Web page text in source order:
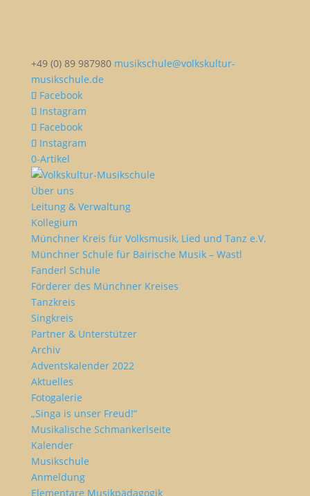
+49 (0) 89 987980 musikschule@volkskultur-
musikschule.de
Facebook
Instagram
Facebook
Instagram
0-Artikel
Über uns
Leitung & Verwaltung
Kollegium
Münchner Kreis für Volksmusik, Lied und Tanz e.V.
Münchner Schule für Bairische Musik – Wastl
Fanderl Schule
Förderer des Münchner Kreises
Tanzkreis
Singkreis
Partner & Unterstützer
Archiv
Adventskalender 2022
Aktuelles
Fotogalerie
„Singa is unser Freud!“
Musikalische Schmankerlseite
Kalender
Musikschule
Anmeldung
Elementare Musikpädagogik